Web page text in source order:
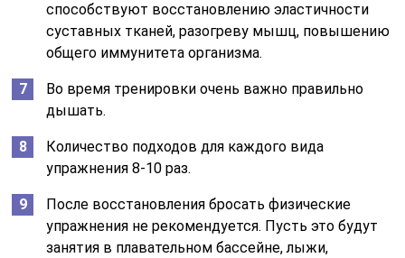
способствуют восстановлению эластичности
суставных тканей, разогреву мышц, повышению
общего иммунитета организма.
Во время тренировки очень важно правильно
дышать.
Количество подходов для каждого вида
упражнения 8-10 раз.
После восстановления бросать физические
упражнения не рекомендуется. Пусть это будут
занятия в плавательном бассейне, лыжи,